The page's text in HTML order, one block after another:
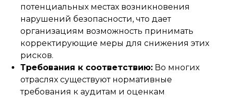
потенциальных местах возникновения
нарушений безопасности, что дает
организациям возможность принимать
корректирующие меры для снижения этих
рисков.
Требования к соответствию: Во многих
отраслях существуют нормативные
требования к аудитам и оценкам